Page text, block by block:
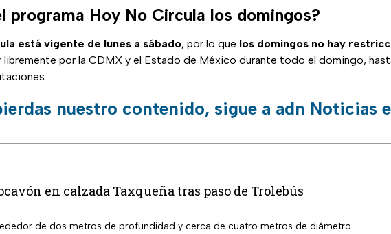
programa Hoy No Circula los domingos?
está vigente de lunes a sábado, por lo que los domingos no hay
libremente por la CDMX y el Estado de México durante todo el domingo,
nuestro contenido, sigue a adn Noticias
en calzada Taxqueña tras paso de Trolebús
de dos metros de profundidad y cerca de cuatro metros de diámetro.